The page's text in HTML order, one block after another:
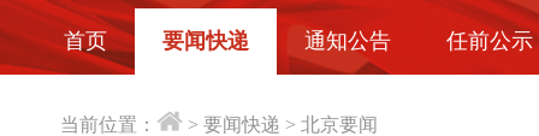
首页 要闻快递 通知公告 任前公示
当前位置： > 要闻快递 > 北京要闻